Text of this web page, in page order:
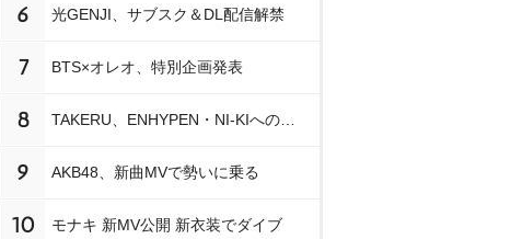
6 光GENJI、サブスク＆DL配信解禁
7 BTS×オレオ、特別企画発表
8
9 AKB48、新曲MVで勢いに乗る
10 モナキ 新MV公開 新衣装でダイブ